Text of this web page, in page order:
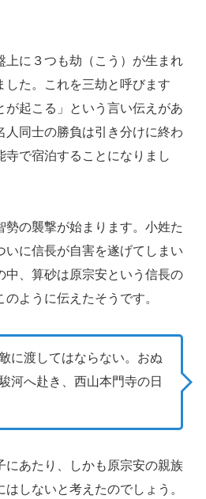
に３つも劫（こう）が生まれ
した。これを三劫と呼びます
が起こる」という言い伝えがあ
人同士の勝負は引き分けに終わ
寺で宿泊することになりまし
の襲撃が始まります。小姓た
いに信長が自害を遂げてしまい
中、算砂は原宗安という信長の
ように伝えたそうです。
に渡してはならない。おぬ
河へ赴き、西山本門寺の日
あたり、しかも原宗安の親族
しないと考えたのでしょう。